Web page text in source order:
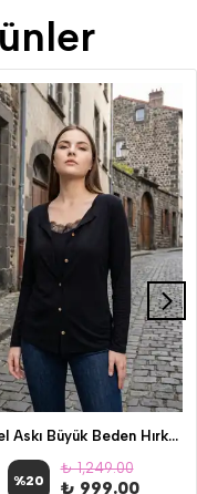
Dantel Askı Büyük Beden Hırka Bluz
%20
₺ 1,249.00
₺ 999.00